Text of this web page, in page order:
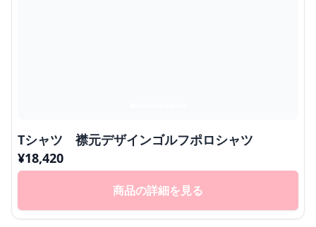
Tシャツ 襟元デザインゴルフポロシャツ
¥18,420
商品の詳細を見る